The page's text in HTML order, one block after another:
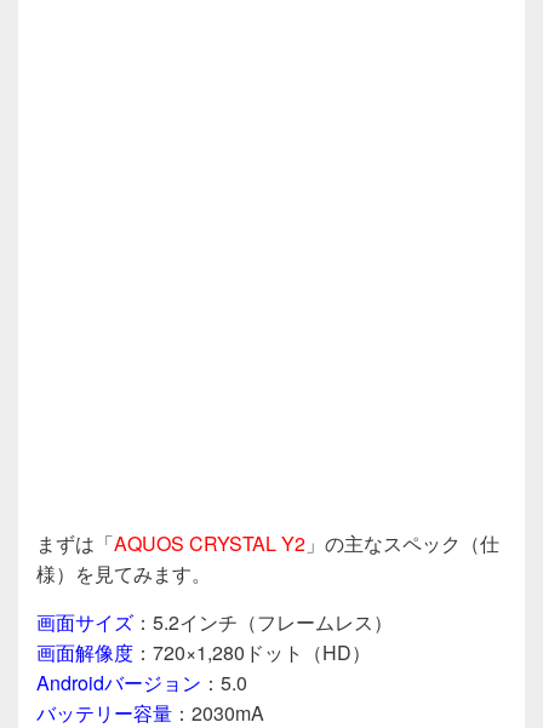
まずは「AQUOS CRYSTAL Y2 」の主なスペック（仕
様）を見てみます。
画面サイズ ：5.2インチ（フレームレス）
画面解像度 ：720×1,280ドット（HD）
Androidバージョン ：5.0
バッテリー容量 ：2030mA